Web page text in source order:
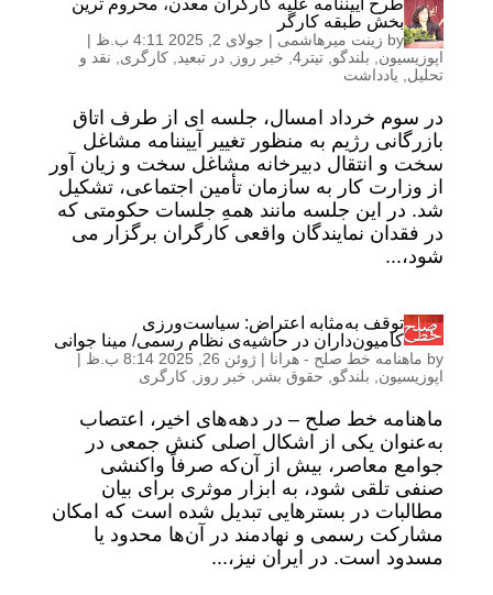
طرح آییننامه علیه کارگران معدن، محروم ترین
بخش طبقه کارگر
by زینت میرهاشمی | جولای 2, 2025 4:11 ب.ظ
|
اپوزیسیون
بلندگو تیتر4 , خبر روز در تبعید کارگری
نقد و
تحلیل
یادداشت
در سوم خرداد امسال، جلسه ای از طرف اتاق
بازرگانی رژیم به منظور تغییر آییننامه مشاغل
سخت و انتقال دبیرخانه مشاغل سخت و زیان آور
از وزارت کار به سازمان تأمین اجتماعی، تشکیل
شد. در این جلسه مانند همهِ جلسات حکومتی که
در فقدان نمایندگان واقعی کارگران برگزار می
شود،...
توقف به‌مثابه اعتراض: سیاست‌ورزی
کامیون‌داران در حاشیه‌ی نظام رسمی/ مینا جوانی
by ماهنامه خط صلح - هرانا | ژوئن 26, 2025 8:14 ب.ظ
|
اپوزیسیون
بلندگو حقوق بشر خبر روز کارگری
ماهنامه خط صلح – در دهه‌های اخیر، اعتصاب
به‌عنوان یکی از اشکال اصلی کنش جمعی در
جوامع معاصر، بیش از آن‌که صرفاً واکنشی
صنفی تلقی شود، به ابزار موثری برای بیان
مطالبات در بسترهایی تبدیل شده است که امکان
مشارکت رسمی و نهادمند در آن‌ها محدود یا
مسدود است. در ایران نیز،...